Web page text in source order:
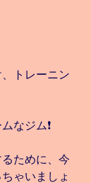
トレーニン
なジム❗️
ために、今
ゃいましょ